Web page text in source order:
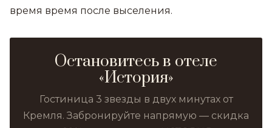
время время после выселения.
Остановитесь в отеле
«История»
Гостиница 3 звезды в двух минутах от
Кремля. Забронируйте напрямую — скидка